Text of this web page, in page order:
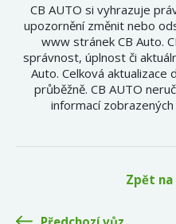
CB AUTO si vyhrazuje
upozornění změnit nebo
www stránek CB Auto.
správnost, úplnost či
Auto. Celková
průběžně. CB AUTO
informací
Zpět na